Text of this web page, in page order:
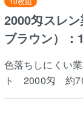
2000匁スレ
ブラウン）：
色落ちしにくい
ト 2000匁 約